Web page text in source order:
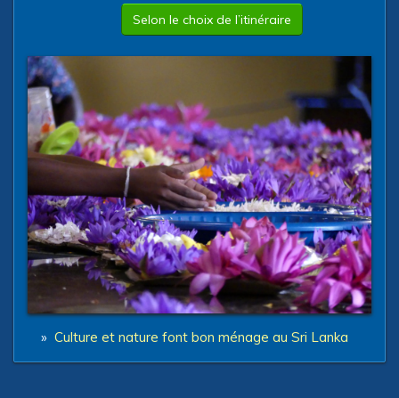
Selon le choix de l’itinéraire
» Culture et nature font bon ménage au Sri Lanka